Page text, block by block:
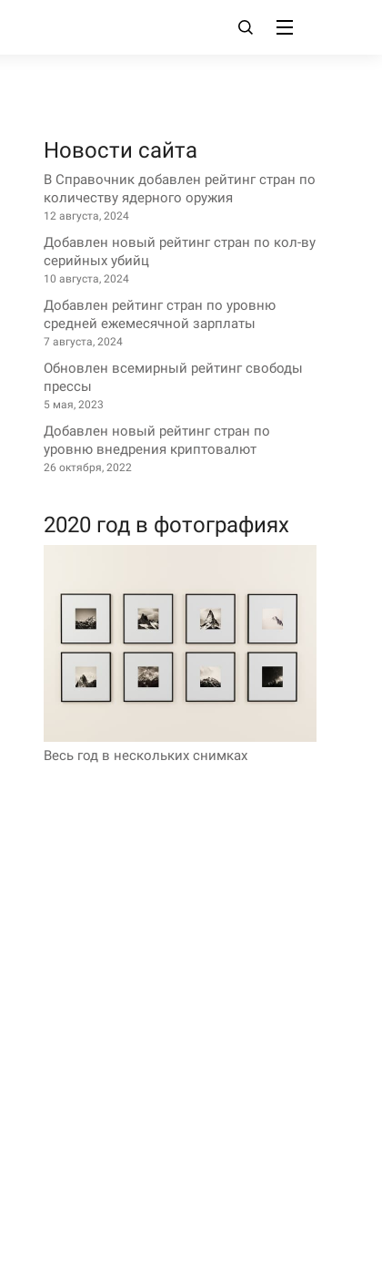
Новости сайта
В Справочник добавлен рейтинг стран по
количеству ядерного оружия
12 августа, 2024
Добавлен новый рейтинг стран по кол-ву
серийных убийц
10 августа, 2024
Добавлен рейтинг стран по уровню
средней ежемесячной зарплаты
7 августа, 2024
Обновлен всемирный рейтинг свободы
прессы
5 мая, 2023
Добавлен новый рейтинг стран по
уровню внедрения криптовалют
26 октября, 2022
2020 год в фотографиях
Весь год в нескольких снимках